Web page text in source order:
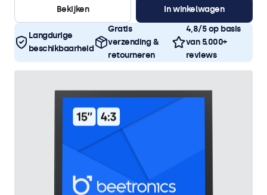
Bekijken
In winkelwagen
Langdurige
beschikbaarheid
Gratis
verzending &
retourneren
4,8/5 op basis
van 5.000+
reviews